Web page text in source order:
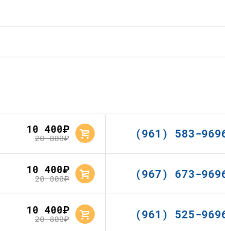
10 400руб.
20 800руб. (961) 583-
10 400руб.
20 800руб. (967) 673-
10 400руб.
20 800руб. (961) 525-